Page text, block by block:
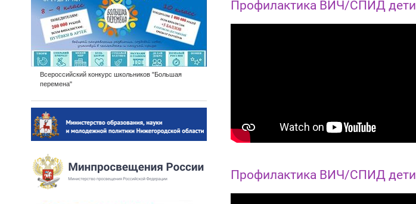
Всероссийский конкурс школьников "Большая
перемена"
Профилактика ВИЧ/СПИД дети
Профилактика ВИЧ/СПИД дети